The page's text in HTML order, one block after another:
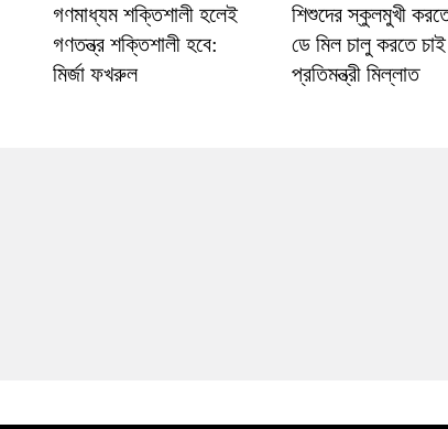
গণমাধ্যম শক্তিশালী হলেই
গণতন্ত্র শক্তিশালী হবে:
মির্জা ফখরুল
শিশুদের স্কুলমুখী
ডে মিল চালু করতে
প্রতিমন্ত্রী মিল্লাত